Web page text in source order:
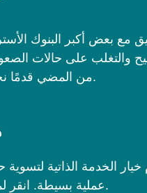
وثيق مع بعض أكبر البنوك
والتغلب على حالات
من المضي قدمًا نحو مستقبل مستدام ماليًا.
الخدمة الذاتية لتسوية
عملية بسيطة. انقر لمعرفة كيفية القيام بذلك.